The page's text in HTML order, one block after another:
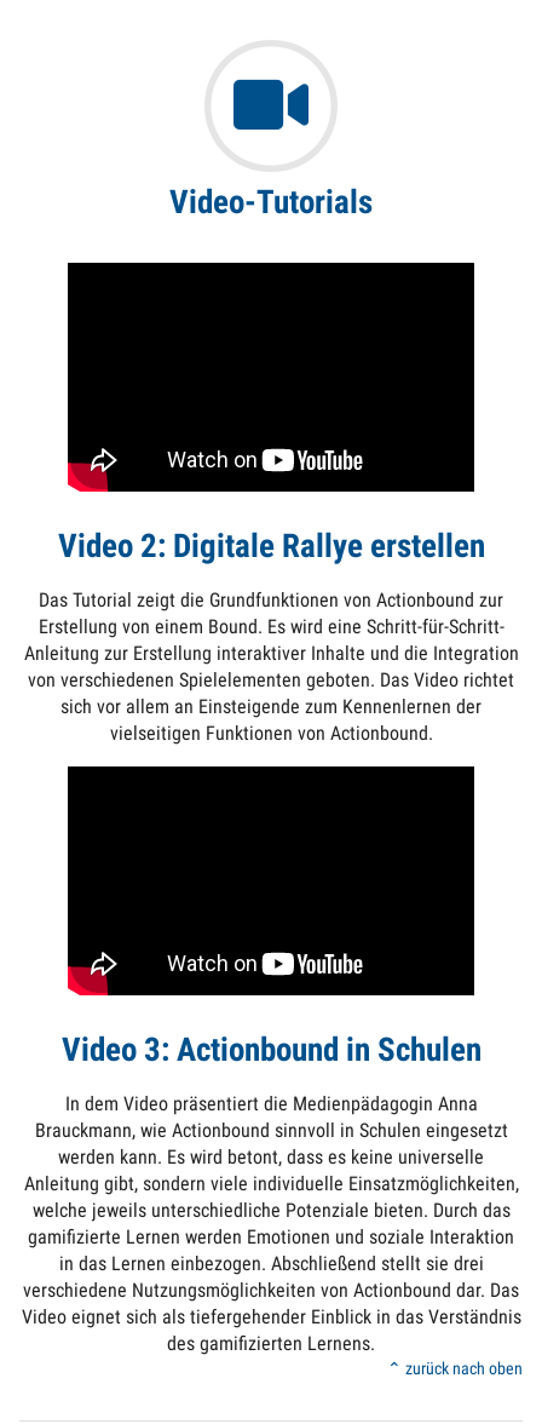
Video-Tutorials
Video 2: Digitale Rallye erstellen
Das Tutorial zeigt die Grundfunktionen von Actionbound zur
Erstellung von einem Bound. Es wird eine Schritt-für-Schritt-
Anleitung zur Erstellung interaktiver Inhalte und die Integration
von verschiedenen Spielelementen geboten. Das Video richtet
sich vor allem an Einsteigende zum Kennenlernen der
vielseitigen Funktionen von Actionbound.
Video 3: Actionbound in Schulen
In dem Video präsentiert die Medienpädagogin Anna
Brauckmann, wie Actionbound sinnvoll in Schulen eingesetzt
werden kann. Es wird betont, dass es keine universelle
Anleitung gibt, sondern viele individuelle Einsatzmöglichkeiten,
welche jeweils unterschiedliche Potenziale bieten. Durch das
gamifizierte Lernen werden Emotionen und soziale Interaktion
in das Lernen einbezogen. Abschließend stellt sie drei
verschiedene Nutzungsmöglichkeiten von Actionbound dar. Das
Video eignet sich als tiefergehender Einblick in das Verständnis
des gamifizierten Lernens.
⌃ zurück nach oben